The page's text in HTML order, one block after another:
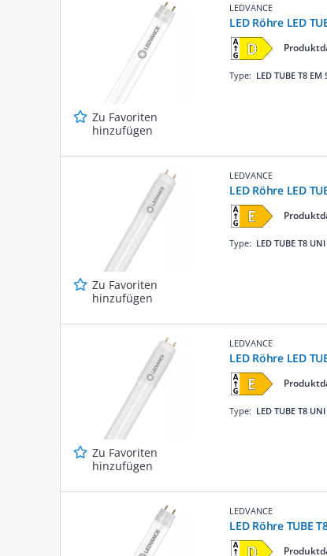
Zu Favoriten
hinzufügen
LEDVANCE
LED Röhre LED
Type: LED TUBE T8 EM
Zu Favoriten
hinzufügen
LEDVANCE
LED Röhre LED
Type: LED TUBE T8
Zu Favoriten
hinzufügen
LEDVANCE
LED Röhre LED
Type: LED TUBE T8
LEDVANCE
LED Röhre TUBE